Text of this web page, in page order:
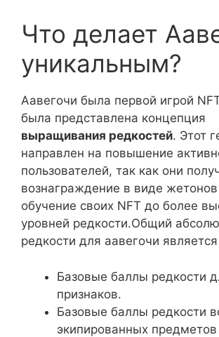
Что делает
уникальным?
Аавегочи была первой игрой
была представлена концепция
выращивания редкостей. Этот
направлен на повышение
пользователей, так как они
вознаграждение в виде жетонов
обучение своих NFT до более
уровней редкости.Общий
редкости для аавегочи
Базовые баллы редкости
признаков.
Базовые баллы редкости
экипированных